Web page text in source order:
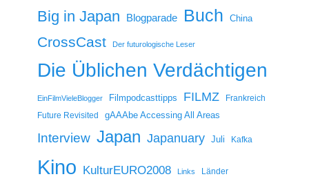
Big in Japan Blogparade Buch China
CrossCast Der futurologische Leser
Die Üblichen Verdächtigen
EinFilmVieleBlogger Filmpodcasttipps FILMZ
Frankreich
Future Revisited
gAAAbe Accessing All Areas
Interview Japan Japanuary Juli Kafka
Kino KulturEURO2008 Links Länder